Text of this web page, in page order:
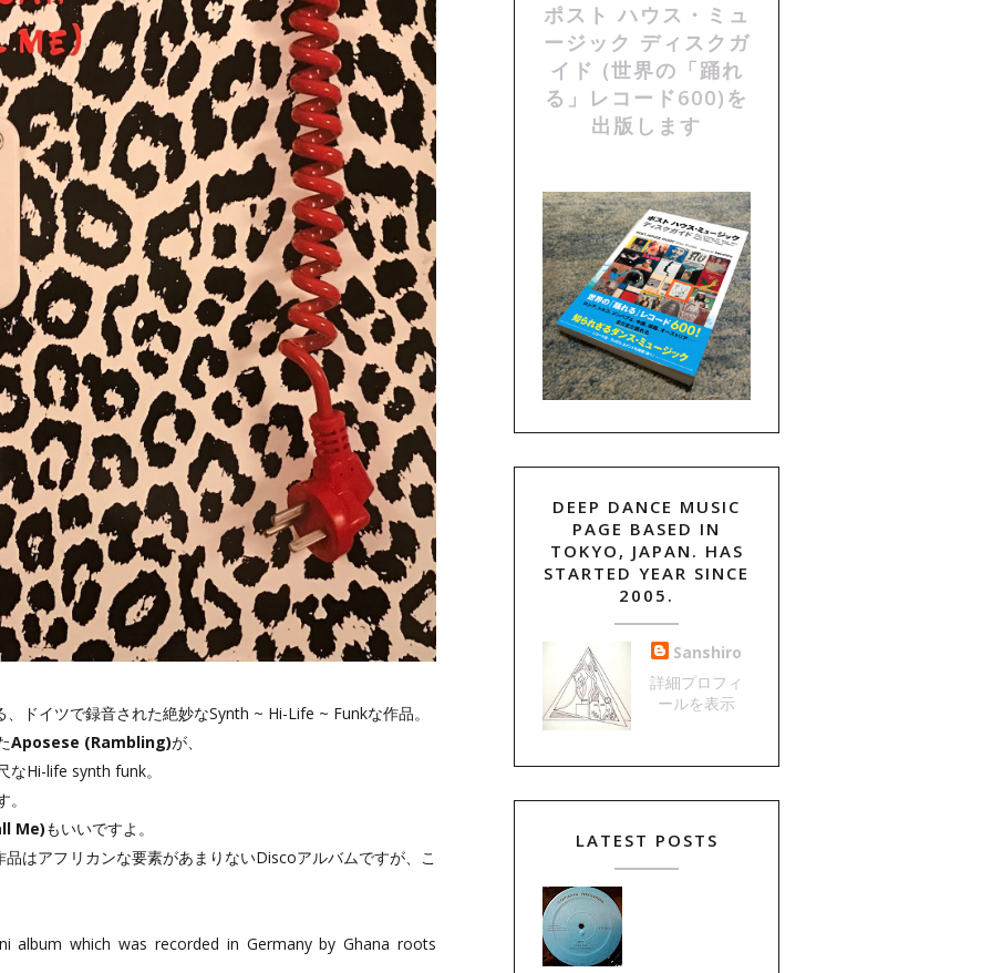
、ドイツで録音された絶妙なSynth ~ Hi-Life ~ Funkな作品。
Aposese (Rambling)が、
なHi-life synth funk。
Me)もいいですよ。
はアフリカンな要素があまりないDiscoアルバムですが、こ
album which was recorded in Germany by Ghana roots
ポスト ハウス・ミュ
ージック ディスクガ
イド (世界の「踊れ
る」レコード600)を
出版します
DEEP DANCE MUSIC
PAGE BASED IN
TOKYO, JAPAN. HAS
STARTED YEAR SINCE
2005.
Sanshiro
詳細プロフィ
ールを表示
LATEST POSTS